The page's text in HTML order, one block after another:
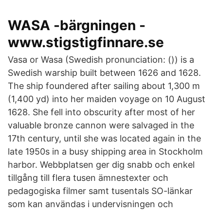
WASA -bärgningen -
www.stigstigfinnare.se
Vasa or Wasa (Swedish pronunciation: ()) is a
Swedish warship built between 1626 and 1628.
The ship foundered after sailing about 1,300 m
(1,400 yd) into her maiden voyage on 10 August
1628. She fell into obscurity after most of her
valuable bronze cannon were salvaged in the
17th century, until she was located again in the
late 1950s in a busy shipping area in Stockholm
harbor. Webbplatsen ger dig snabb och enkel
tillgång till flera tusen ämnestexter och
pedagogiska filmer samt tusentals SO-länkar
som kan användas i undervisningen och